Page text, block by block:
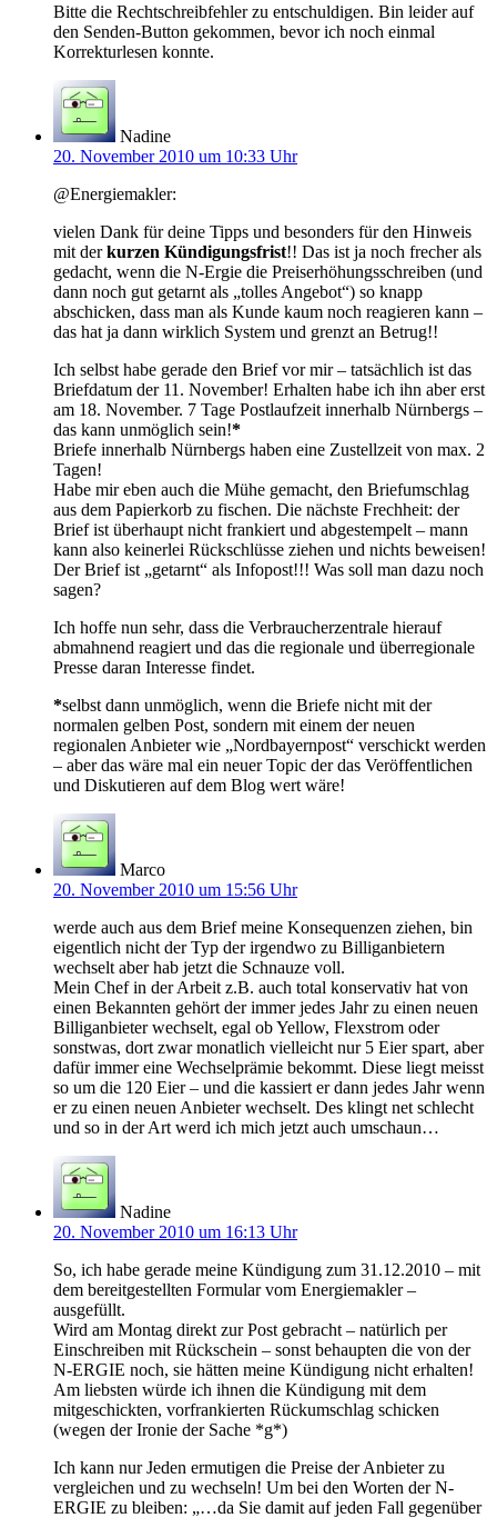
Bitte die Rechtschreibfehler zu entschuldigen. Bin leider auf
den Senden-Button gekommen, bevor ich noch einmal
Korrekturlesen konnte.
Nadine
20. November 2010 um 10:33 Uhr
@Energiemakler:
vielen Dank für deine Tipps und besonders für den Hinweis
mit derkurzen Kündigungsfrist!! Das ist ja noch frecher als
gedacht, wenn die N-Ergie die Preiserhöhungsschreiben (und
dann noch gut getarnt als „tolles Angebot“) so knapp
abschicken, dass man als Kunde kaum noch reagieren kann –
das hat ja dann wirklich System und grenzt an Betrug!!
Ich selbst habe gerade den Brief vor mir – tatsächlich ist das
Briefdatum der 11. November! Erhalten habe ich ihn aber erst
am 18. November. 7 Tage Postlaufzeit innerhalb Nürnbergs –
das kann unmöglich sein!*
Briefe innerhalb Nürnbergs haben eine Zustellzeit von max. 2
Tagen!
Habe mir eben auch die Mühe gemacht, den Briefumschlag
aus dem Papierkorb zu fischen. Die nächste Frechheit: der
Brief ist überhaupt nicht frankiert und abgestempelt – mann
kann also keinerlei Rückschlüsse ziehen und nichts beweisen!
Der Brief ist „getarnt“ als Infopost!!! Was soll man dazu noch
sagen?
Ich hoffe nun sehr, dass die Verbraucherzentrale hierauf
abmahnend reagiert und das die regionale und überregionale
Presse daran Interesse findet.
*selbst dann unmöglich, wenn die Briefe nicht mit der
normalen gelben Post, sondern mit einem der neuen
regionalen Anbieter wie „Nordbayernpost“ verschickt werden
– aber das wäre mal ein neuer Topic der das Veröffentlichen
und Diskutieren auf dem Blog wert wäre!
Marco
20. November 2010 um 15:56 Uhr
werde auch aus dem Brief meine Konsequenzen ziehen, bin
eigentlich nicht der Typ der irgendwo zu Billiganbietern
wechselt aber hab jetzt die Schnauze voll.
Mein Chef in der Arbeit z.B. auch total konservativ hat von
einen Bekannten gehört der immer jedes Jahr zu einen neuen
Billiganbieter wechselt, egal ob Yellow, Flexstrom oder
sonstwas, dort zwar monatlich vielleicht nur 5 Eier spart, aber
dafür immer eine Wechselprämie bekommt. Diese liegt meisst
so um die 120 Eier – und die kassiert er dann jedes Jahr wenn
er zu einen neuen Anbieter wechselt. Des klingt net schlecht
und so in der Art werd ich mich jetzt auch umschaun…
Nadine
20. November 2010 um 16:13 Uhr
So, ich habe gerade meine Kündigung zum 31.12.2010 – mit
dem bereitgestellten Formular vom Energiemakler –
ausgefüllt.
Wird am Montag direkt zur Post gebracht – natürlich per
Einschreiben mit Rückschein – sonst behaupten die von der
N-ERGIE noch, sie hätten meine Kündigung nicht erhalten!
Am liebsten würde ich ihnen die Kündigung mit dem
mitgeschickten, vorfrankierten Rückumschlag schicken
(wegen der Ironie der Sache *g*)
Ich kann nur Jeden ermutigen die Preise der Anbieter zu
vergleichen und zu wechseln! Um bei den Worten der N-
ERGIE zu bleiben: „…da Sie damit auf jeden Fall gegenüber